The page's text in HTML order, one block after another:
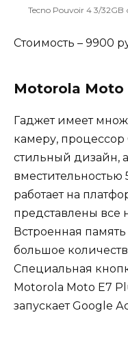
Tecno Pouvoir 4 3/
Стоимость – 9900
Motorola Moto
Гаджет имеет
камеру,
стильный дизайн,
работает на
представлены
Встроенная
большое
Специальная
Motorola Moto E7
запускает Google